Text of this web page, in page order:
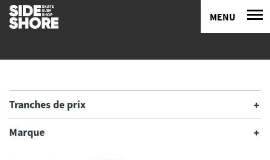
MENU
Tranches de prix
Marque